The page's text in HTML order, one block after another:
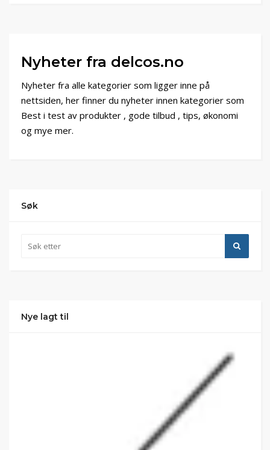
Nyheter fra delcos.no
Nyheter fra alle kategorier som ligger inne på
nettsiden, her finner du nyheter innen kategorier som
Best i test av produkter , gode tilbud , tips, økonomi
og mye mer.
Søk
Nye lagt til